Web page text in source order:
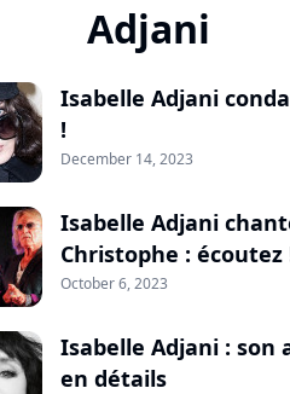
Adjani
Isabelle Adjani
!
December 14, 2023
Isabelle Adjani
Christophe : écoutez
October 6, 2023
Isabelle Adjani : son
en détails